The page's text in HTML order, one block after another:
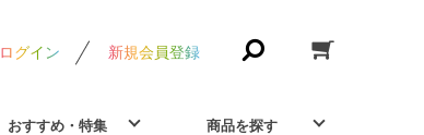
ログイン 新規会員登録
おすすめ・特集 商品を探す